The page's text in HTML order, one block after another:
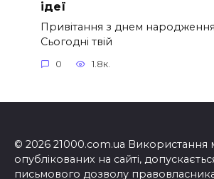
ідеї
Привітання з днем
Сьогодні твій
0 1.8к.
© 2026 21000.com.ua Використання
опублікованих на сайті,
письмового дозволу